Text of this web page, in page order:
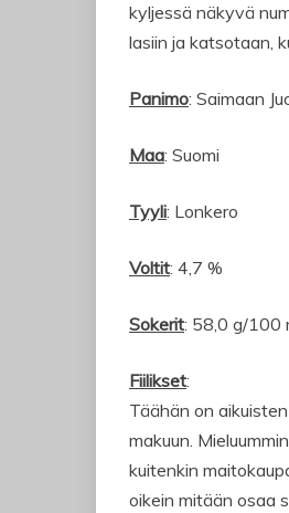
kyljessä näkyvä
lasiin ja katsotaan,
Panimo: Saimaan
Maa: Suomi
Tyyli: Lonkero
Voltit: 4,7 %
Sokerit: 58,0 g/100
Fiilikset:
Täähän on
makuun.
kuitenkin
oikein mitään osaa